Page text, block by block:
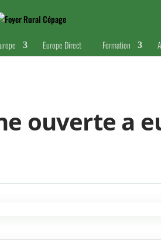
Europe Direct Formation
ouverte a